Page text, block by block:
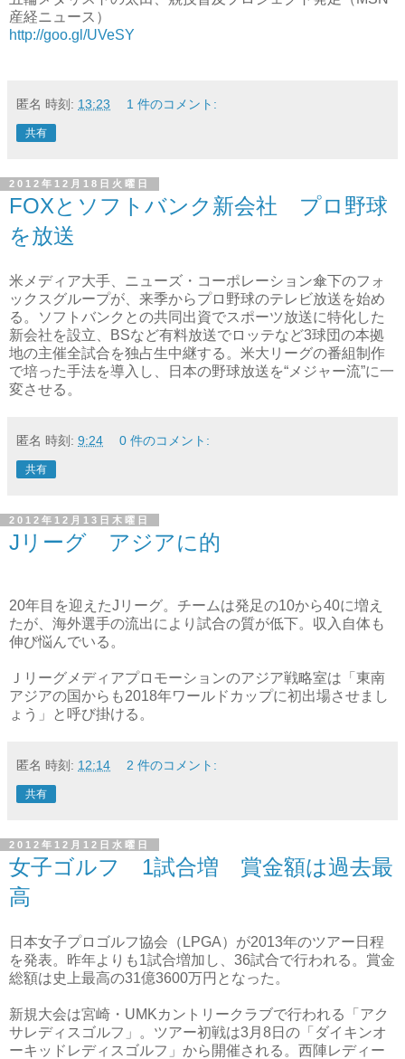
産経ニュース）
http://goo.gl/UVeSY
匿名 時刻: 13:23 1 件のコメント:
共有
2012年12月18日火曜日
FOXとソフトバンク新会社 プロ野球
を放送
米メディア大手、ニューズ・コーポレーション傘下のフォ
ックスグループが、来季からプロ野球のテレビ放送を始め
る。ソフトバンクとの共同出資でスポーツ放送に特化した
新会社を設立、BSなど有料放送でロッテなど3球団の本拠
地の主催全試合を独占生中継する。米大リーグの番組制作
で培った手法を導入し、日本の野球放送を“メジャー流”に一
変させる。
匿名 時刻: 9:24 0 件のコメント:
共有
2012年12月13日木曜日
Jリーグ アジアに的
20年目を迎えたJリーグ。チームは発足の10から40に増え
たが、海外選手の流出により試合の質が低下。収入自体も
伸び悩んでいる。
Ｊリーグメディアプロモーションのアジア戦略室は「東南
アジアの国からも2018年ワールドカップに初出場させまし
ょう」と呼び掛ける。
匿名 時刻: 12:14 2 件のコメント:
共有
2012年12月12日水曜日
女子ゴルフ 1試合増 賞金額は過去最
高
日本女子プロゴルフ協会（LPGA）が2013年のツアー日程
を発表。昨年よりも1試合増加し、36試合で行われる。賞金
総額は史上最高の31億3600万円となった。
新規大会は宮崎・UMKカントリークラブで行われる「アク
サレディスゴルフ」。ツアー初戦は3月8日の「ダイキンオ
ーキッドレディスゴルフ」から開催される。西陣レディー